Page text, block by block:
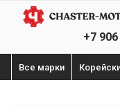
+7
Все марки